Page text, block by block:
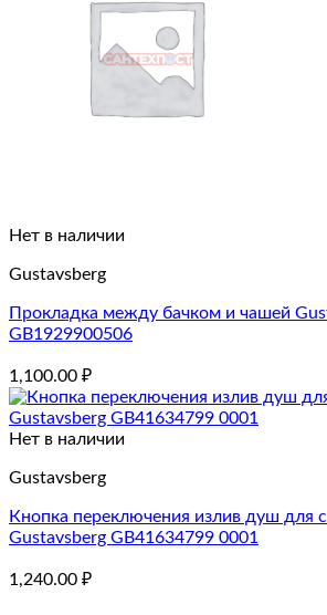
Нет в наличии
Gustavsberg
Прокладка между бачком и чашей
GB1929900506
1,100.00 ₽
Нет в наличии
Gustavsberg
Кнопка переключения излив душ для
Gustavsberg GB41634799 0001
1,240.00 ₽